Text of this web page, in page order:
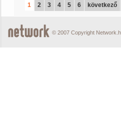
1 2 3 4 5 6 következő
© 2007 Copyright